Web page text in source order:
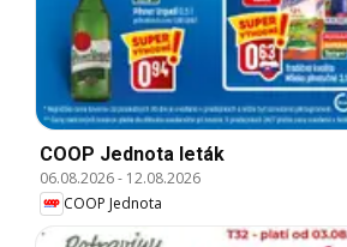
COOP Jednota leták
06.08.2026- 12.08.2026
COOP Jednota